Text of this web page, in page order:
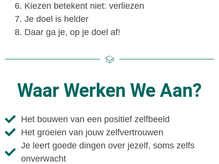
Kiezen betekent niet: verliezen
Je doel is helder
Daar ga je, op je doel af!
Waar Werken We Aan?
Het bouwen van een positief zelfbeeld
Het groeien van jouw zelfvertrouwen
Je leert goede dingen over jezelf, soms zelfs
onverwacht